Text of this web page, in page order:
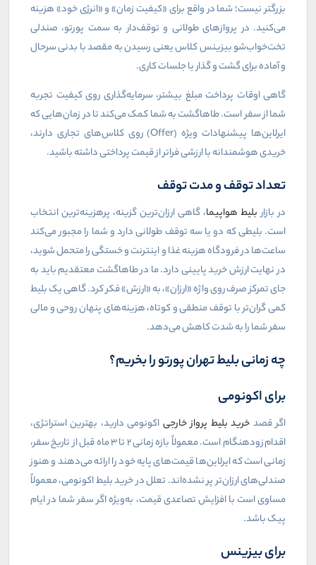
بزرگتر نیست؛ شما در واقع برای «کیفیت زمان» و «انرژی خود» هزینه
می‌کنید. در پروازهای طولانی و توقف‌دار به سمت پورتو، صندلی
تخت‌خواب‌شو بیزینس کلاس یعنی رسیدن به مقصد با بدنی سرحال
و آماده برای گشت و گذار یا جلسات کاری.
گاهی اوقات پرداخت مبلغ بیشتر، سرمایه‌گذاری روی کیفیت تجربه
شما از سفر است. طاهاگشت به شما کمک می‌کند تا در زمان‌هایی که
ایرلاین‌ها پیشنهادات ویژه (Offer) روی کلاس‌های تجاری دارند،
خریدی هوشمندانه با ارزشی فراتر از قیمت پرداختی داشته باشید.
تعداد توقف و مدت توقف
در بازاربلیط هواپیما، گاهی ارزان‌ترین گزینه، پرهزینه‌ترین انتخاب
است. بلیطی که دو یا سه توقف طولانی دارد و شما را مجبور می‌کند
ساعت‌ها در فرودگاه هزینه غذا و اینترنت و خستگی را متحمل شوید،
در نهایت ارزش خرید پایینی دارد. ما در طاهاگشت معتقدیم باید به
جای تمرکز صرف روی واژه «ارزان»، به «ارزش» فکر کرد. گاهی یک بلیط
کمی گران‌تر با توقف منطقی و کوتاه، هزینه‌های پنهان روحی و مالی
سفر شما را به شدت کاهش می‌دهد.
چه زمانی بلیط تهران پورتو را بخریم؟
برای اکونومی
اگر قصد خرید بلیط پرواز خارجی اکونومی دارید، بهترین استراتژی،
اقدام زودهنگام است. معمولاً بازه زمانی ۲ تا ۳ ماه قبل از تاریخ سفر،
زمانی است که ایرلاین‌ها قیمت‌های پایه خود را ارائه می‌دهند و هنوز
صندلی‌های ارزان‌تر پر نشده‌اند. تعلل در خرید بلیط اکونومی، معمولاً
مساوی است با افزایش تصاعدی قیمت، به‌ویژه اگر سفر شما در ایام
پیک باشد.
برای بیزینس